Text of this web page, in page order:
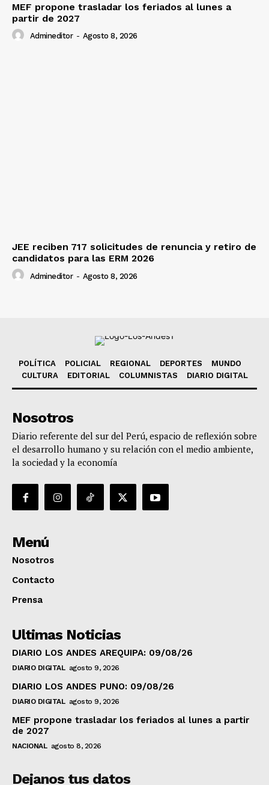
MEF propone trasladar los feriados al lunes a
partir de 2027
Admineditor - Agosto 8, 2026
JEE reciben 717 solicitudes de renuncia y retiro de
candidatos para las ERM 2026
Admineditor - Agosto 8, 2026
POLÍTICA POLICIAL REGIONAL DEPORTES
MUNDO
CULTURA
EDITORIAL COLUMNISTAS DIARIO DIGITAL
Nosotros
Diario referente del sur del Perú, espacio de reflexión sobre
el desarrollo humano y su relación con el medio ambiente,
la sociedad y la economía
Menú
Nosotros
Contacto
Prensa
Ultimas Noticias
DIARIO LOS ANDES AREQUIPA: 09/08/26
DIARIO DIGITAL agosto 9, 2026
DIARIO LOS ANDES PUNO: 09/08/26
DIARIO DIGITAL agosto 9, 2026
MEF propone trasladar los feriados al lunes a partir
de 2027
NACIONAL agosto 8, 2026
Dejanos tus datos